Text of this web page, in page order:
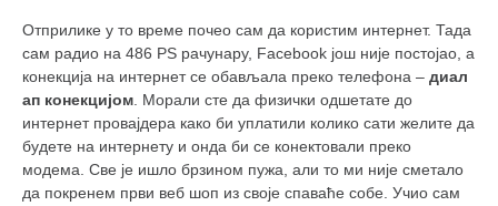
Отприлике у то време почео сам да користим интернет. Тада
сам радио на 486 PS рачунару, Facebook још није постојао, а
конекција на интернет се обављала преко телефона – диал
ап конекцијом. Морали сте да физички одшетате до
интернет провајдера како би уплатили колико сати желите да
будете на интернету и онда би се конектовали преко
модема. Све је ишло брзином пужа, али то ми није сметало
да покренем први веб шоп из своје спаваће собе. Учио сам